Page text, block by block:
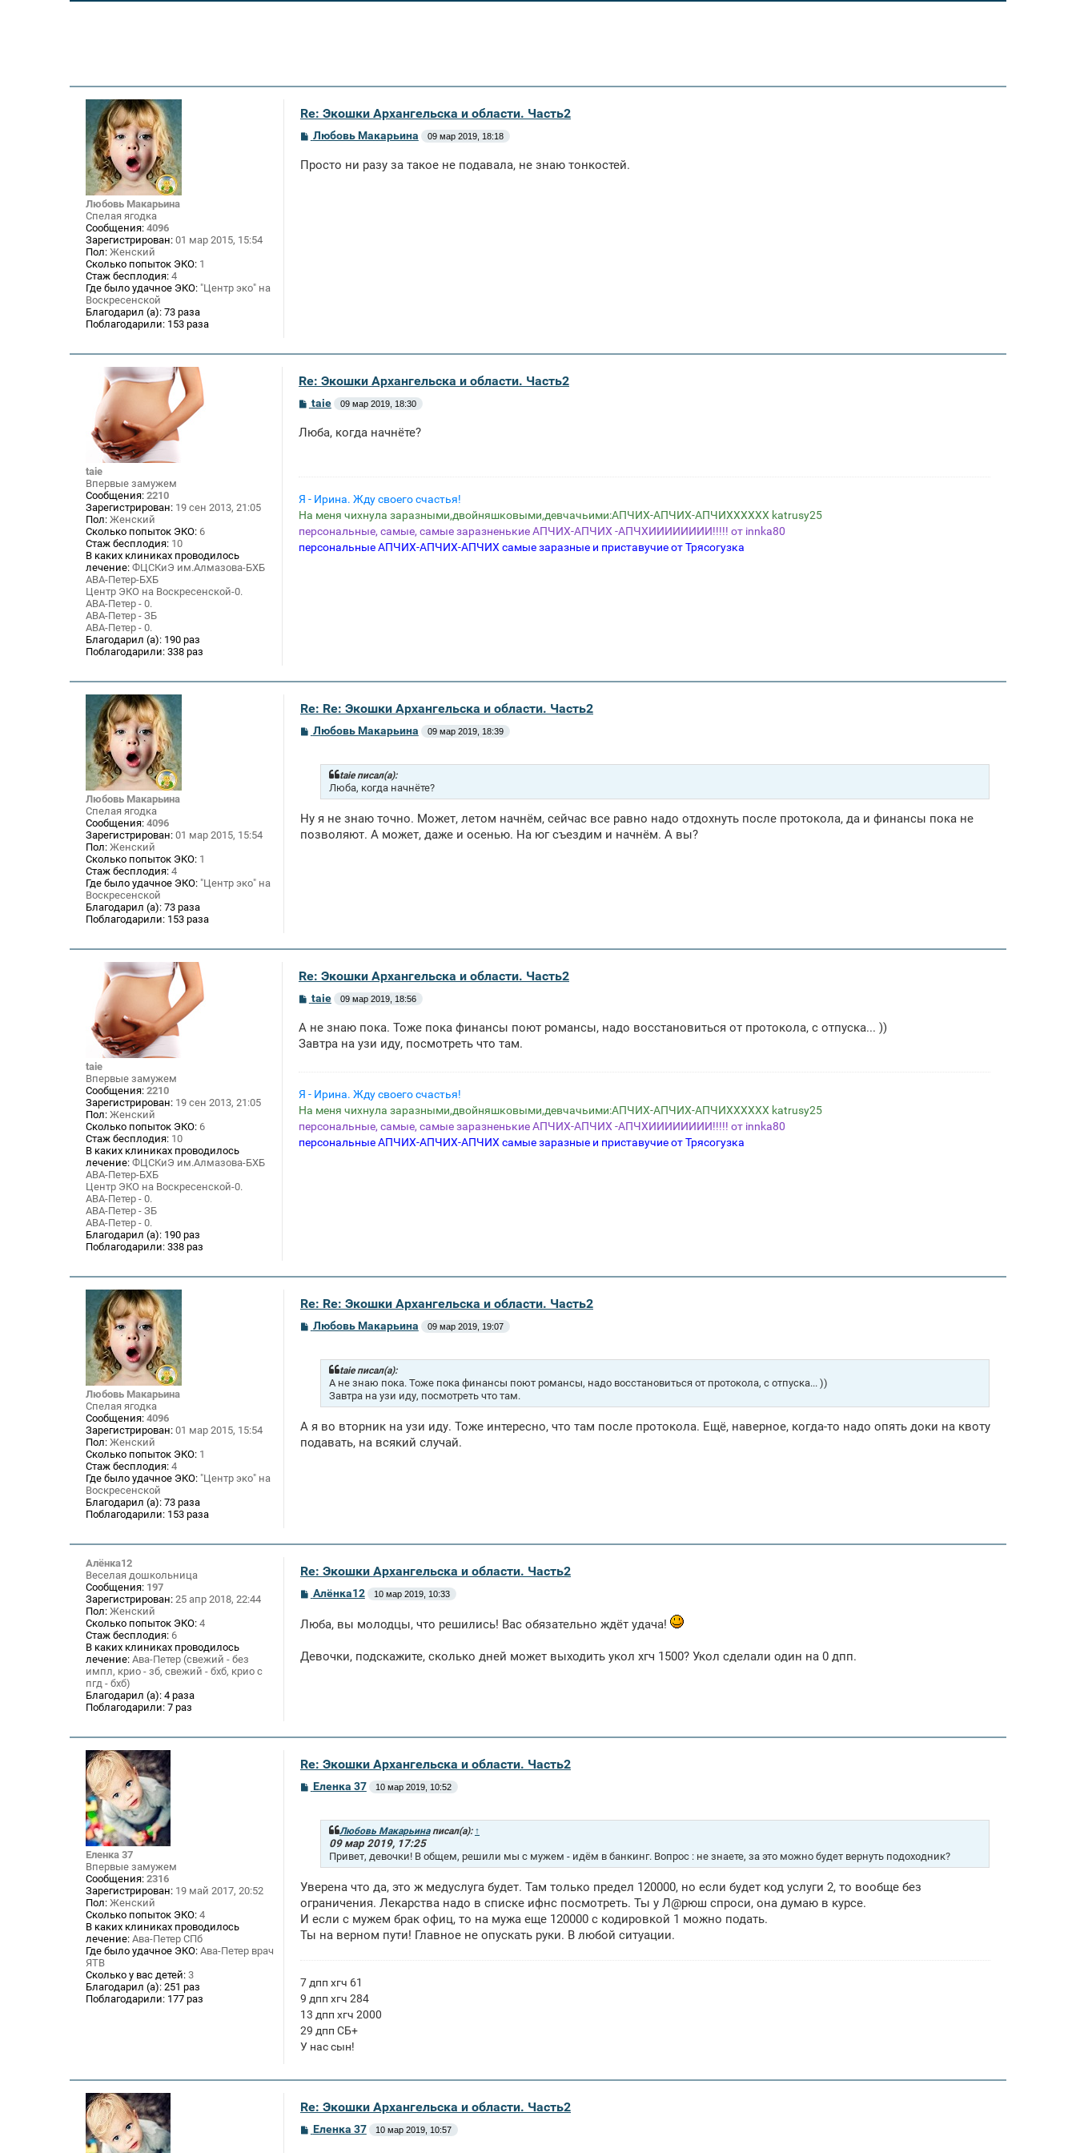
Любовь Макарьина
Спелая ягодка
Сообщения: 4096
Зарегистрирован: 01 мар 2015, 15:54
Пол: Женский
Сколько попыток ЭКО: 1
Стаж бесплодия: 4
Где было удачное ЭКО: "Центр эко" на
Воскресенской
Благодарил (а): 73 раза
Поблагодарили: 153 раза
Re: Экошки Архангельска и области. Часть2
С
б
Любовь Макарьина 09 мар 2019, 18:18
Просто ни разу за такое не подавала, не знаю тонкостей.
taie
Впервые замужем
Сообщения: 2210
Зарегистрирован: 19 сен 2013, 21:05
Пол: Женский
Сколько попыток ЭКО: 6
Стаж бесплодия: 10
В каких клиниках проводилось
лечение: ФЦСКиЭ им.Алмазова-БХБ
АВА-Петер-БХБ
Центр ЭКО на Воскресенской-0.
АВА-Петер - 0.
АВА-Петер - ЗБ
АВА-Петер - 0.
Благодарил (а): 190 раз
Поблагодарили: 338 раз
Re: Экошки Архангельска и области. Часть2
С
б
taie 09 мар 2019, 18:30
Люба, когда начнёте?
Я - Ирина. Жду своего счастья!
На меня чихнула заразными,двойняшковыми,девчачьими:АПЧИХ-АПЧИХ-АПЧИХХХХХХ katrusy25
персональные, самые, самые заразненькие АПЧИХ-АПЧИХ -АПЧХИИИИИИИИ!!!!! от innka80
персональные АПЧИХ-АПЧИХ-АПЧИХ самые заразные и приставучие от Трясогузка
Любовь Макарьина
Спелая ягодка
Сообщения: 4096
Зарегистрирован: 01 мар 2015, 15:54
Пол: Женский
Сколько попыток ЭКО: 1
Стаж бесплодия: 4
Где было удачное ЭКО: "Центр эко" на
Воскресенской
Благодарил (а): 73 раза
Поблагодарили: 153 раза
Re: Re: Экошки Архангельска и области. Часть2
С
е
Любовь Макарьина 09 мар 2019, 18:39
taie писал(а):
Люба, когда начнёте?
Ну я не знаю точно. Может, летом начнём, сейчас все равно надо отдохнуть после протокола, да и финансы пока не
позволяют. А может, даже и осенью. На юг съездим и начнём. А вы?
taie
Впервые замужем
Сообщения: 2210
Зарегистрирован: 19 сен 2013, 21:05
Пол: Женский
Сколько попыток ЭКО: 6
Стаж бесплодия: 10
В каких клиниках проводилось
лечение: ФЦСКиЭ им.Алмазова-БХБ
АВА-Петер-БХБ
Центр ЭКО на Воскресенской-0.
АВА-Петер - 0.
АВА-Петер - ЗБ
АВА-Петер - 0.
Благодарил (а): 190 раз
Поблагодарили: 338 раз
Re: Экошки Архангельска и области. Часть2
С
б
щ
taie 09 мар 2019, 18:56
А не знаю пока. Тоже пока финансы поют романсы, надо восстановиться от протокола, с отпуска... ))
Завтра на узи иду, посмотреть что там.
Я - Ирина. Жду своего счастья!
На меня чихнула заразными,двойняшковыми,девчачьими:АПЧИХ-АПЧИХ-АПЧИХХХХХХ katrusy25
персональные, самые, самые заразненькие АПЧИХ-АПЧИХ -АПЧХИИИИИИИИ!!!!! от innka80
персональные АПЧИХ-АПЧИХ-АПЧИХ самые заразные и приставучие от Трясогузка
Любовь Макарьина
Спелая ягодка
Сообщения: 4096
Зарегистрирован: 01 мар 2015, 15:54
Пол: Женский
Сколько попыток ЭКО: 1
Стаж бесплодия: 4
Где было удачное ЭКО: "Центр эко" на
Воскресенской
Благодарил (а): 73 раза
Поблагодарили: 153 раза
Re: Re: Экошки Архангельска и области. Часть2
С
Любовь Макарьина 09 мар 2019, 19:07
taie писал(а):
А не знаю пока. Тоже пока финансы поют романсы, надо восстановиться от протокола, с отпуска... ))
Завтра на узи иду, посмотреть что там.
А я во вторник на узи иду. Тоже интересно, что там после протокола. Ещё, наверное, когда-то надо опять доки на квоту
подавать, на всякий случай.
Алёнка12
Веселая дошкольница
Сообщения: 197
Зарегистрирован: 25 апр 2018, 22:44
Пол: Женский
Сколько попыток ЭКО: 4
Стаж бесплодия: 6
В каких клиниках проводилось
лечение: Ава-Петер (свежий - без
импл, крио - зб, свежий - бхб, крио с
пгд - бхб)
Благодарил (а): 4 раза
Поблагодарили: 7 раз
Re: Экошки Архангельска и области. Часть2
С
б
н
Алёнка12 10 мар 2019, 10:33
Люба, вы молодцы, что решились! Вас обязательно ждёт удача!
Девочки, подскажите, сколько дней может выходить укол хгч 1500? Укол сделали один на 0 дпп.
Еленка 37
Впервые замужем
Сообщения: 2316
Зарегистрирован: 19 май 2017, 20:52
Пол: Женский
Сколько попыток ЭКО: 4
В каких клиниках проводилось
лечение: Ава-Петер СПб
Где было удачное ЭКО: Ава-Петер врач
ЯТВ
Сколько у вас детей: 3
Благодарил (а): 251 раз
Поблагодарили: 177 раз
Re: Экошки Архангельска и области. Часть2
СЕленка 37 10 мар 2019, 10:52
Любовь Макарьинаписал(а): ↑
09 мар 2019, 17:25
Привет, девочки! В общем, решили мы с мужем - идём в банкинг. Вопрос : не знаете, за это можно будет вернуть подоходник?
Уверена что да, это ж медуслуга будет. Там только предел 120000, но если будет код услуги 2, то вообще без
ограничения. Лекарства надо в списке ифнс посмотреть. Ты у Л@рюш спроси, она думаю в курсе.
И если с мужем брак офиц, то на мужа еще 120000 с кодировкой 1 можно подать.
Ты на верном пути! Главное не опускать руки. В любой ситуации.
7 дпп хгч 61
9 дпп хгч 284
13 дпп хгч 2000
29 дпп СБ+
У нас сын!
Re: Экошки Архангельска и области. Часть2
СЕленка 37 10 мар 2019, 10:57